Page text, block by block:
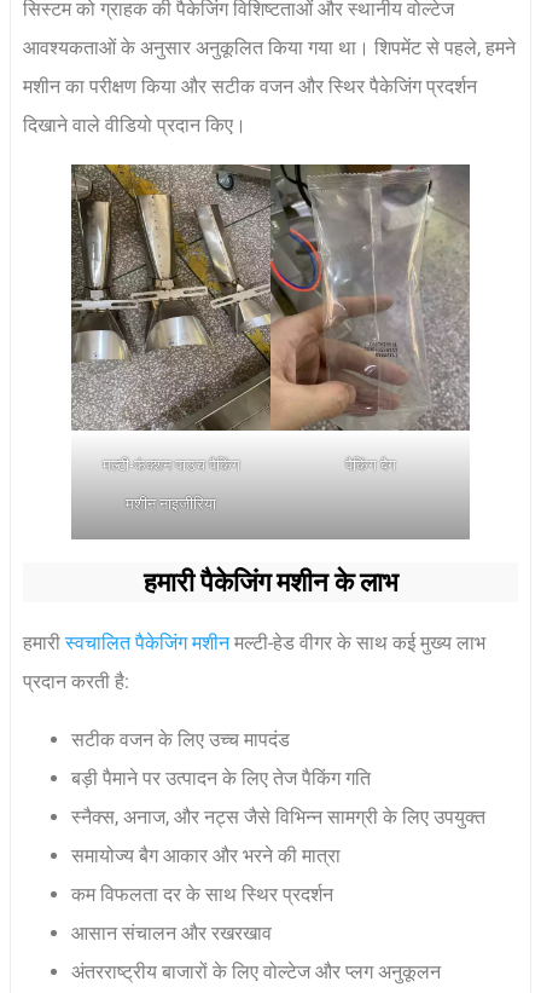
सिस्टम को ग्राहक की पैकेजिंग विशिष्टताओं और स्थानीय वोल्टेज
आवश्यकताओं के अनुसार अनुकूलित किया गया था। शिपमेंट से पहले, हमने
मशीन का परीक्षण किया और सटीक वजन और स्थिर पैकेजिंग प्रदर्शन
दिखाने वाले वीडियो प्रदान किए।
मल्टी-फंक्शन पाउच पैकिंग
मशीन नाइजीरिया
पैकिंग बैग
हमारी पैकेजिंग मशीन के लाभ
हमारीस्वचालित पैकेजिंग मशीनमल्टी-हेड वीगर के साथ कई मुख्य लाभ
प्रदान करती है:
सटीक वजन के लिए उच्च मापदंड
बड़ी पैमाने पर उत्पादन के लिए तेज पैकिंग गति
स्नैक्स, अनाज, और नट्स जैसे विभिन्न सामग्री के लिए उपयुक्त
समायोज्य बैग आकार और भरने की मात्रा
कम विफलता दर के साथ स्थिर प्रदर्शन
आसान संचालन और रखरखाव
अंतरराष्ट्रीय बाजारों के लिए वोल्टेज और प्लग अनुकूलन